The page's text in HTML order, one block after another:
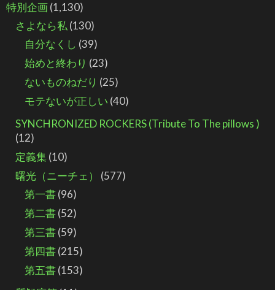
特別企画(1,130)
さよなら私(130)
自分なくし (39)
始めと終わり (23)
ないものねだり (25)
モテないが正しい (40)
SYNCHRONIZED ROCKERS (Tribute To The pillows )
(12)
定義集(10)
曙光（ニーチェ）
(577)
第一書(96)
第二書(52)
第三書(59)
第四書(215)
第五書(153)